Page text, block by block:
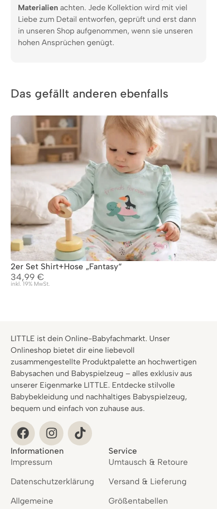
Materialien achten. Jede Kollektion wird mit viel
Liebe zum Detail entworfen, geprüft und erst dann
in unseren Shop aufgenommen, wenn sie unseren
hohen Ansprüchen genügt.
Das gefällt anderen ebenfalls
2er Set Shirt+Hose „Fantasy“
34,99€
inkl. 19% MwSt.
LITTLE ist dein Online-Babyfachmarkt. Unser
Onlineshop bietet dir eine liebevoll
zusammengestellte Produktpalette an hochwertigen
Babysachen und Babyspielzeug – alles exklusiv aus
unserer Eigenmarke LITTLE. Entdecke stilvolle
Babybekleidung und nachhaltiges Babyspielzeug,
bequem und einfach von zuhause aus.
Informationen
Impressum
Datenschutzerklärung
Allgemeine
Service
Umtausch & Retoure
Versand & Lieferung
Größentabellen